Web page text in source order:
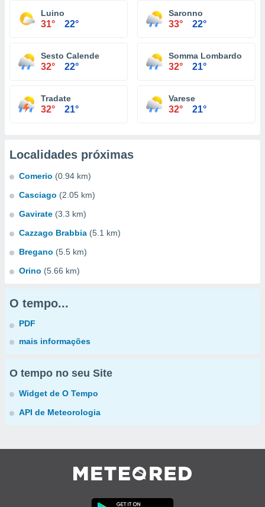
Luino
31° 22°
Saronno
33° 22°
Sesto Calende
32° 22°
Somma Lombardo
32° 21°
Tradate
32° 21°
Varese
32° 21°
Localidades próximas
Comerio (0.94 km)
Casciago (2.05 km)
Gavirate (3.3 km)
Cazzago Brabbia (5.1 km)
Bregano (5.5 km)
Orino (5.66 km)
O tempo...
PDF
mais informações
O tempo no seu Site
Widget de O Tempo
API de Meteorologia